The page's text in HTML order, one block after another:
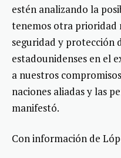
estén analizando la
tenemos otra prioridad
seguridad y protección
estadounidenses en el
a nuestros
naciones aliadas y las
manifestó.
Con información de